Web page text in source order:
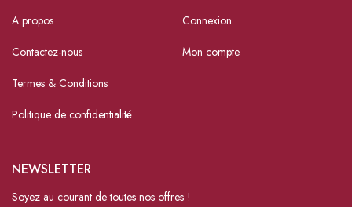
A propos
Contactez-nous
Termes & Conditions
Politique de confidentialité
Connexion
Mon compte
NEWSLETTER
Soyez au courant de toutes nos offres !